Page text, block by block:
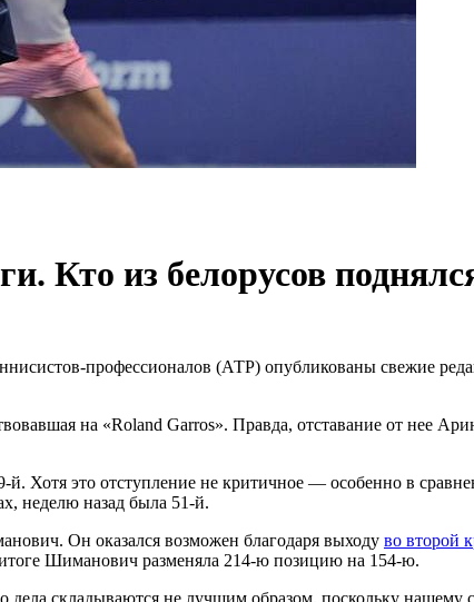
Кто из белорусов
профессионалов (АТР) опубликованы свежие
на «Roland Garros». Правда, отставание от нее
Хотя это отступление не критичное — особенно в
неделю назад была 51-й.
Он оказался возможен благодаря выходу во второй
Шиманович разменяла 214-ю позицию на 154-ю.
складываются не лучшим образом, поскольку нашему